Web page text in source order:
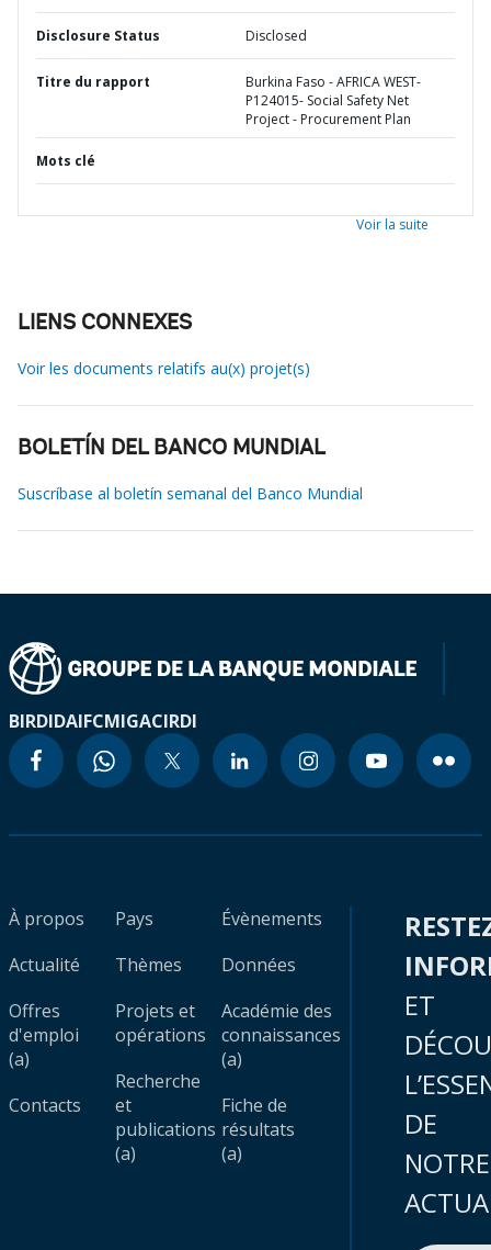
Disclosure Status Disclosed
Titre du rapport
Burkina Faso - AFRICA WEST-
P124015- Social Safety Net
Project - Procurement Plan
Mots clé
Voir la suite
LIENS CONNEXES
Voir les documents relatifs au(x) projet(s)
BOLETÍN DEL BANCO MUNDIAL
Suscríbase al boletín semanal del Banco Mundial
BIRDIDAIFCMIGACIRDI
À propos
Actualité
Offres
d'emploi
(a)
Contacts
Pays
Thèmes
Projets et
opérations
Recherche
et
publications
(a)
Évènements
Données
Académie des
connaissances
(a)
Fiche de
résultats
(a)
ET
DE
NOTRE